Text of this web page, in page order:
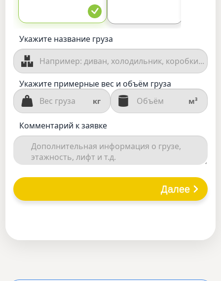
Укажите название груза
Укажите примерные вес и объём груза
кг м³
Комментарий к заявке
Далее